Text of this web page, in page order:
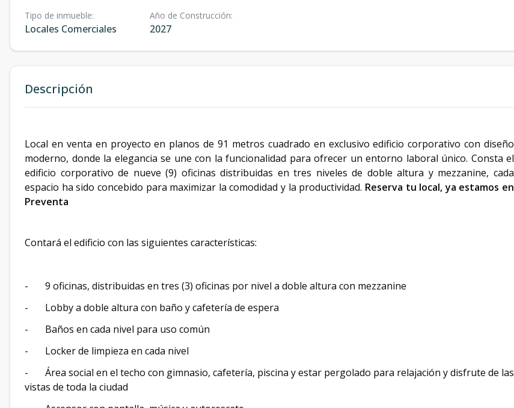
Tipo de inmueble:
Locales Comerciales
Año de Construcción:
2027
Descripción
Local en venta en proyecto en planos de 91 metros cuadrado en exclusivo edificio corporativo con diseño
moderno, donde la elegancia se une con la funcionalidad para ofrecer un entorno laboral único. Consta el
edificio corporativo de nueve (9) oficinas distribuidas en tres niveles de doble altura y mezzanine, cada
espacio ha sido concebido para maximizar la comodidad y la productividad. Reserva tu local, ya estamos en
Preventa
Contará el edificio con las siguientes características:
- 9 oficinas, distribuidas en tres (3) oficinas por nivel a doble altura con mezzanine
- Lobby a doble altura con baño y cafetería de espera
- Baños en cada nivel para uso común
- Locker de limpieza en cada nivel
- Área social en el techo con gimnasio, cafetería, piscina y estar pergolado para relajación y disfrute de las
vistas de toda la ciudad